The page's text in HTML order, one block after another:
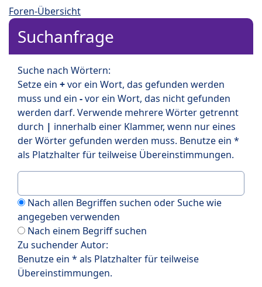
Foren-Übersicht
Suchanfrage
Suche nach Wörtern:
Setze ein +vor ein Wort, das gefunden werden
muss und ein -vor ein Wort, das nicht gefunden
werden darf. Verwende mehrere Wörter getrennt
durch | innerhalb einer Klammer, wenn nur eines
der Wörter gefunden werden muss. Benutze ein *
als Platzhalter für teilweise Übereinstimmungen.
Nach allen Begriffen suchen oder Suche wie
angegeben verwenden
Nach einem Begriff suchen
Zu suchender Autor:
Benutze ein * als Platzhalter für teilweise
Übereinstimmungen.